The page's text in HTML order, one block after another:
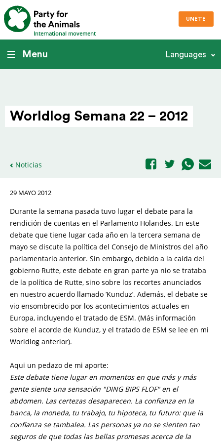
International movement
UNETE
Menu Languages
Worldlog Semana 22 – 2012
Noticias
29 MAYO 2012
Durante la semana pasada tuvo lugar el debate para la
rendición de cuentas en el Parlamento Holandes. En este
debate que tiene lugar cada año en la tercera semana de
mayo se discute la política del Consejo de Ministros del año
parlamentario anterior. Sin embargo, debido a la caída del
gobierno Rutte, este debate en gran parte ya nio se trataba
de la política de Rutte, sino sobre los recortes anunciados
en nuestro acuerdo llamado ‘Kunduz’. Además, el debate se
vio ensombrecido por los acontecimientos actuales en
Europa, incluyendo el tratado de ESM. (Más información
sobre el acorde de Kunduz, y el tratado de ESM se lee en mi
Worldlog anterior).
Aqui un pedazo de mi aporte:
Este debate tiene lugar en momentos en que más y más
gente siente una sensación "DING BIPS FLOF" en el
abdomen. Las certezas desaparecen. La confianza en la
banca, la moneda, tu trabajo, tu hipoteca, tu futuro: que la
confianza se tambalea. Las personas ya no se sienten tan
seguros de que todas las bellas promesas acerca de la